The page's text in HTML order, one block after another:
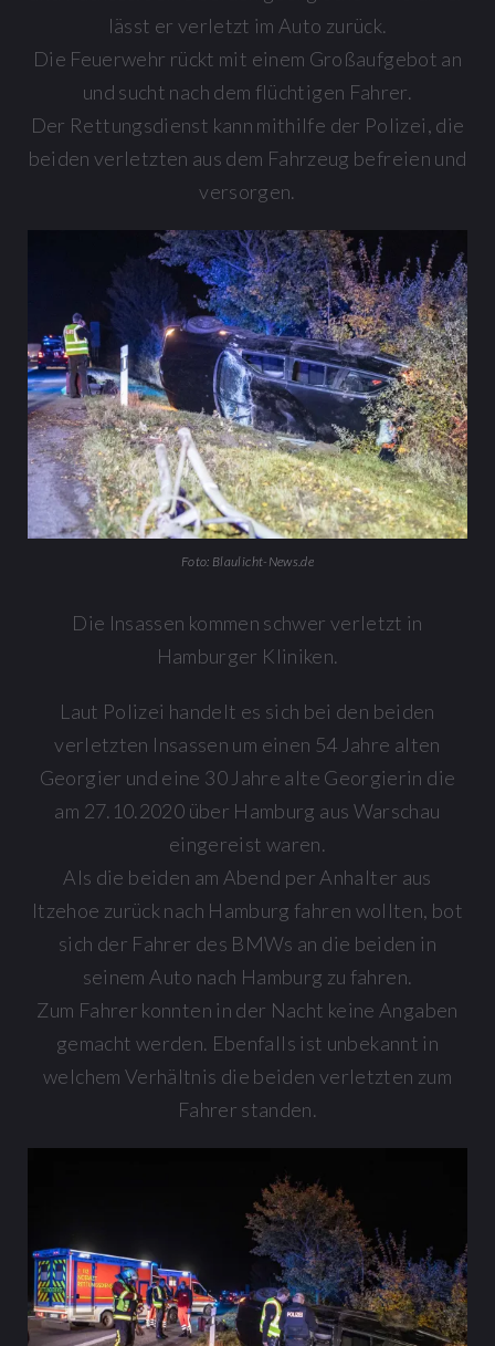
lässt er verletzt im Auto zurück.
Die Feuerwehr rückt mit einem Großaufgebot an
und sucht nach dem flüchtigen Fahrer.
Der Rettungsdienst kann mithilfe der Polizei, die
beiden verletzten aus dem Fahrzeug befreien und
versorgen.
Foto: Blaulicht-News.de
Die Insassen kommen schwer verletzt in
Hamburger Kliniken.
Laut Polizei handelt es sich bei den beiden
verletzten Insassen um einen 54 Jahre alten
Georgier und eine 30 Jahre alte Georgierin die
am 27.10.2020 über Hamburg aus Warschau
eingereist waren.
Als die beiden am Abend per Anhalter aus
Itzehoe zurück nach Hamburg fahren wollten, bot
sich der Fahrer des BMWs an die beiden in
seinem Auto nach Hamburg zu fahren.
Zum Fahrer konnten in der Nacht keine Angaben
gemacht werden. Ebenfalls ist unbekannt in
welchem Verhältnis die beiden verletzten zum
Fahrer standen.